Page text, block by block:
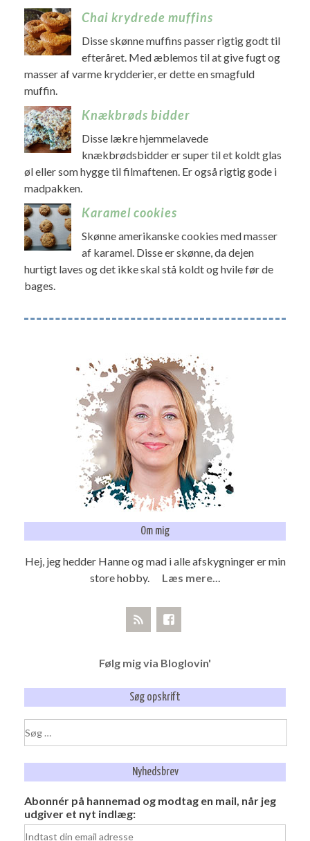
Chai krydrede muffins
Disse skønne muffins passer rigtig godt til
efteråret. Med æblemos til at give fugt og
masser af varme krydderier, er dette en smagfuld
muffin.
Knækbrøds bidder
Disse lækre hjemmelavede
knækbrødsbidder er super til et koldt glas
øl eller som hygge til filmaftenen. Er også rigtig gode i
madpakken.
Karamel cookies
Skønne amerikanske cookies med masser
af karamel. Disse er skønne, da dejen
hurtigt laves og det ikke skal stå koldt og hvile før de
bages.
Om mig
Hej, jeg hedder Hanne og mad i alle afskygninger er min
store hobby. Læs mere...
Følg mig via Bloglovin'
Søg opskrift
Søg
efter:
Nyhedsbrev
Abonnér på hannemad og modtag en mail, når jeg
udgiver et nyt indlæg: